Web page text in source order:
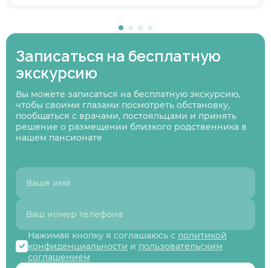
Записаться на бесплатную
экскурсию
Вы можете записаться на бесплатную экскурсию,
чтобы своими глазами посмотреть обстановку,
пообщаться с врачами, постояльцами и принять
решение о размещении близкого родственника в
нашем пансионате
Нажимая кнопку я соглашаюсь с политикой
конфиденциальности и пользовательским
соглашением
Узнаю информацию на будущее
Предыдущий вопрос
Следующий вопрос
01
Нажимая кнопку я соглашаюсь
конфиденциальностии пользовательским
соглашением
Оставить заявку
Нажимая кнопку я соглашаюсьс политикой
конфиденциальности
Перезвоните мне
Нажимая кнопку я соглашаюсь
конфиденциальности
соглашением
Записаться
Нажимая кнопку я соглашаюсь
конфиденциальности
соглашением
Записаться